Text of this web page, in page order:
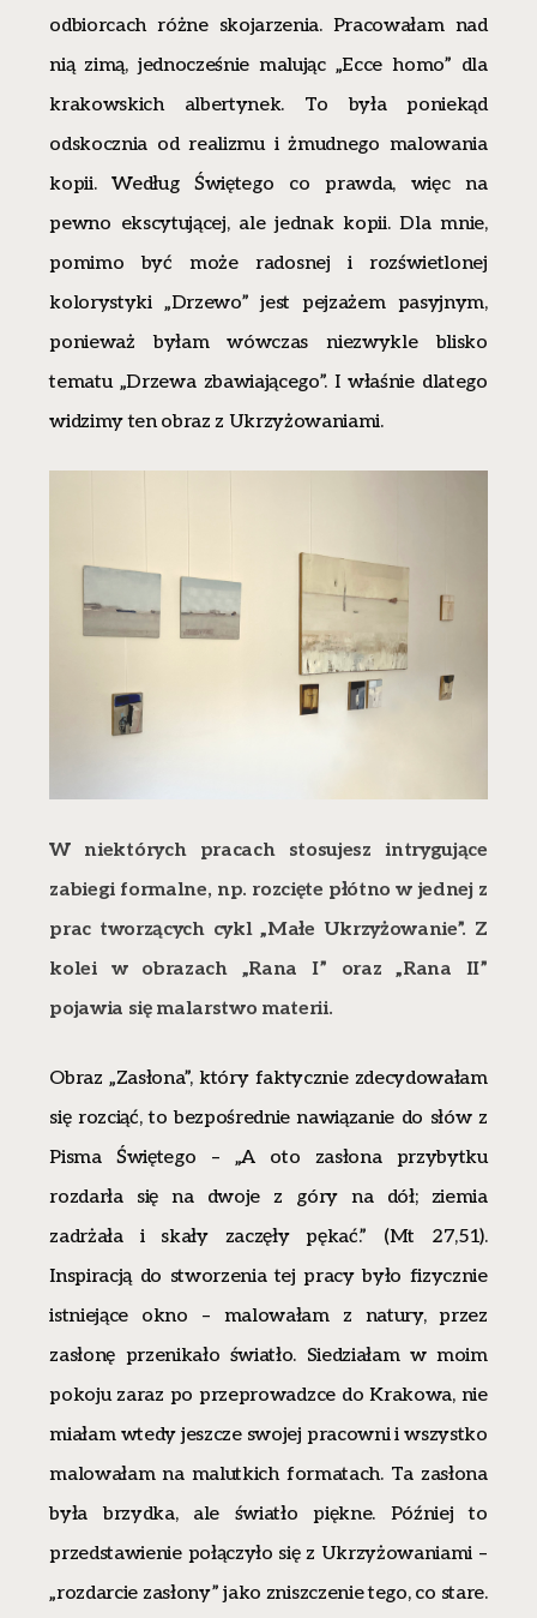
odbiorcach różne skojarzenia. Pracowałam nad
nią zimą, jednocześnie malując „Ecce homo” dla
krakowskich albertynek. To była poniekąd
odskocznia od realizmu i żmudnego malowania
kopii. Według Świętego co prawda, więc na
pewno ekscytującej, ale jednak kopii. Dla mnie,
pomimo być może radosnej i rozświetlonej
kolorystyki „Drzewo” jest pejzażem pasyjnym,
ponieważ byłam wówczas niezwykle blisko
tematu „Drzewa zbawiającego”. I właśnie dlatego
widzimy ten obraz z Ukrzyżowaniami.
W niektórych pracach stosujesz intrygujące
zabiegi formalne, np. rozcięte płótno w jednej z
prac tworzących cykl „Małe Ukrzyżowanie”. Z
kolei w obrazach „Rana I” oraz „Rana II”
pojawia się malarstwo materii.
Obraz „Zasłona”, który faktycznie zdecydowałam
się rozciąć, to bezpośrednie nawiązanie do słów z
Pisma Świętego – „A oto zasłona przybytku
rozdarła się na dwoje z góry na dół; ziemia
zadrżała i skały zaczęły pękać.” (Mt 27,51).
Inspiracją do stworzenia tej pracy było fizycznie
istniejące okno – malowałam z natury, przez
zasłonę przenikało światło. Siedziałam w moim
pokoju zaraz po przeprowadzce do Krakowa, nie
miałam wtedy jeszcze swojej pracowni i wszystko
malowałam na malutkich formatach. Ta zasłona
była brzydka, ale światło piękne. Później to
przedstawienie połączyło się z Ukrzyżowaniami –
„rozdarcie zasłony” jako zniszczenie tego, co stare.